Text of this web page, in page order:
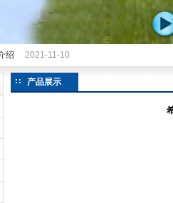
绍 2021-11-10
产品展示